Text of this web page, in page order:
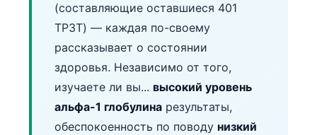
(составляющие оставшиеся 401
TP3T) — каждая по-своему
рассказывает о состоянии
здоровья. Независимо от того,
изучаете ли вы... высокий уровень
альфа-1 глобулина результаты,
обеспокоенность по поводу низкий